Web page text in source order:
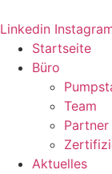
Inhalt
springen
Linkedin
Startseite
Büro
Team
Partner
Aktuelles